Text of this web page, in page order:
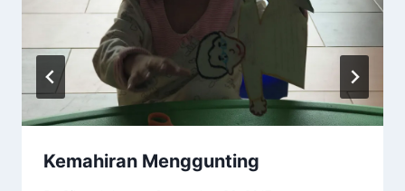
Kemahiran Menggunting